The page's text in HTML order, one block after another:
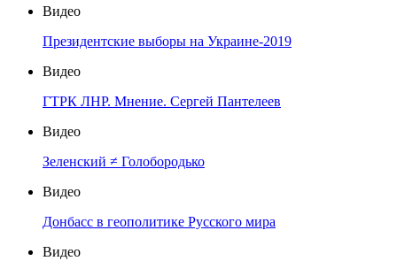
Видео
Президентские выборы на Украине-2019
Видео
ГТРК ЛНР. Мнение. Сергей Пантелеев
Видео
Зеленский ≠ Голобородько
Видео
Донбасс в геополитике Русского мира
Видео